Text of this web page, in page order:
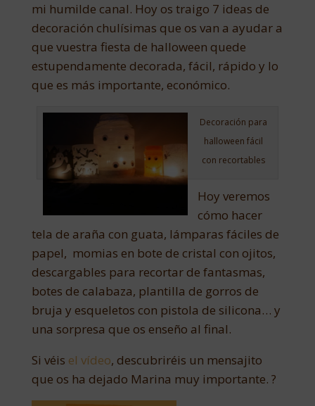
mi humilde canal. Hoy os traigo 7 ideas de
decoración chulísimas que os van a ayudar a
que vuestra fiesta de halloween quede
estupendamente decorada, fácil, rápido y lo
que es más importante, económico.
Decoración para
halloween fácil
con recortables
Hoy veremos
cómo hacer
tela de araña con guata, lámparas fáciles de
papel, momias en bote de cristal con ojitos,
descargables para recortar de fantasmas,
botes de calabaza, plantilla de gorros de
bruja y esqueletos con pistola de silicona… y
una sorpresa que os enseño al final.
Si véis el vídeo, descubriréis un mensajito
que os ha dejado Marina muy importante. ?